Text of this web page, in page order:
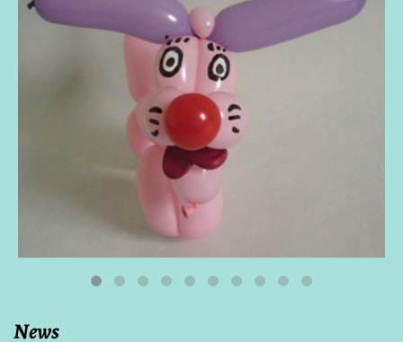
News